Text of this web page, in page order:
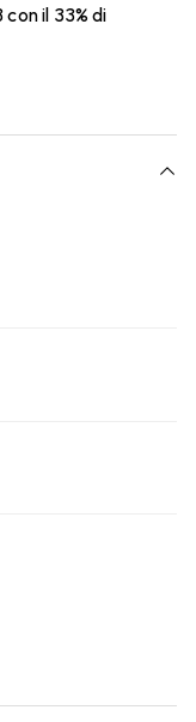
il 33% di
di fastidi per